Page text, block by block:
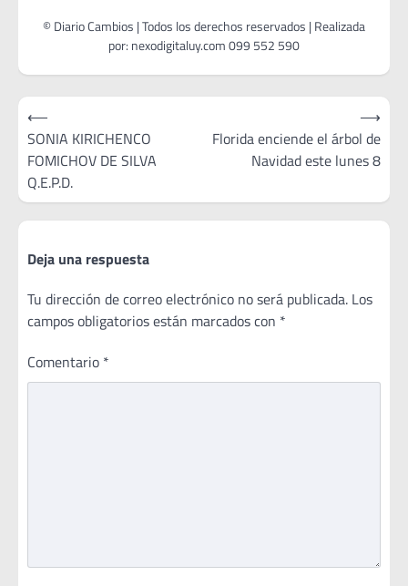
Navegación
de
entradas
⟵
SONIA KIRICHENCO
FOMICHOV DE SILVA
Q.E.P.D.
Florida enciende el árbol de
Navidad este lunes 8
⟶
Deja una respuesta
Tu dirección de correo electrónico no será publicada. Los
campos obligatorios están marcados con *
Comentario *